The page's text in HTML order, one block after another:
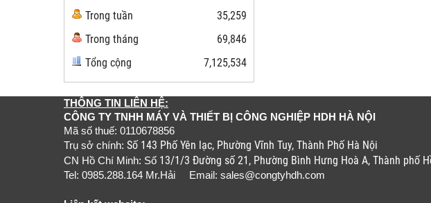
Trong tuần
35,259
Trong tháng
69,846
Tổng cộng
7,125,534
THÔNG TIN LIÊN HỆ:
CÔNG TY TNHH MÁY VÀ THIẾT BỊ CÔNG NGHIỆP HDH HÀ NỘI
Mã số thuế: 0110678856
Trụ sở chính: Số 143 Phố Yên lạc, Phường Vĩnh Tuy, Thành Phố Hà Nội
CN Hồ Chí Minh: Số 13/1/3 Đường số 21, Phường Bình Hưng Hoà A, Thành phố
Tel: 0985.288.164 Mr.Hải Email: sales@congtyhdh.com